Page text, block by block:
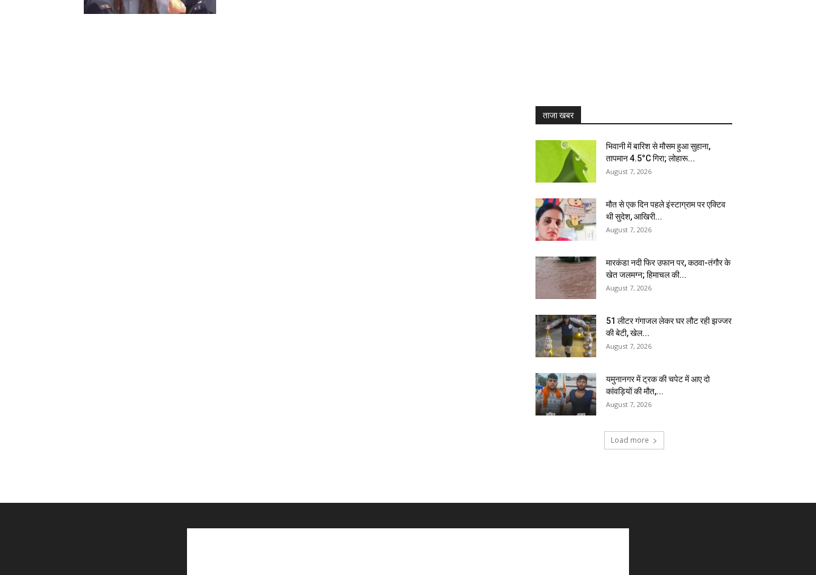
ताजा खबर
भिवानी में बारिश से मौसम हुआ सुहाना,
तापमान 4.5°C गिरा; लोहारू...
August 7, 2026
मौत से एक दिन पहले इंस्टाग्राम पर एक्टिव
थी सुदेश, आखिरी...
August 7, 2026
मारकंडा नदी फिर उफान पर, कठवा-तंगौर के
खेत जलमग्न; हिमाचल की...
August 7, 2026
51 लीटर गंगाजल लेकर घर लौट रही झज्जर
की बेटी, खेल...
August 7, 2026
यमुनानगर में ट्रक की चपेट में आए दो
कांवड़ियों की मौत,...
August 7, 2026
Load more